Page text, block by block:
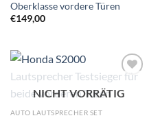
Oberklasse vordere Türen
€149,00
Wunschliste
NICHT VORRÄTIG
AUTO LAUTSPRECHER SET